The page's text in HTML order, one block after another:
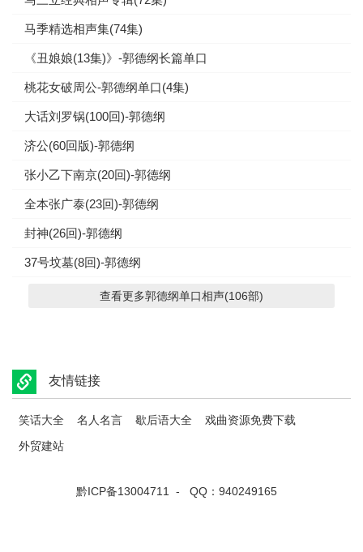
马季精选相声集(74集)
《丑娘娘(13集)》-郭德纲长篇单口
桃花女破周公-郭德纲单口(4集)
大话刘罗锅(100回)-郭德纲
济公(60回版)-郭德纲
张小乙下南京(20回)-郭德纲
全本张广泰(23回)-郭德纲
封神(26回)-郭德纲
37号坟墓(8回)-郭德纲
查看更多郭德纲单口相声(106部)
友情链接
笑话大全 名人名言 歇后语大全
戏曲资源免费下载
外贸建站
黔ICP备13004711 - QQ：940249165